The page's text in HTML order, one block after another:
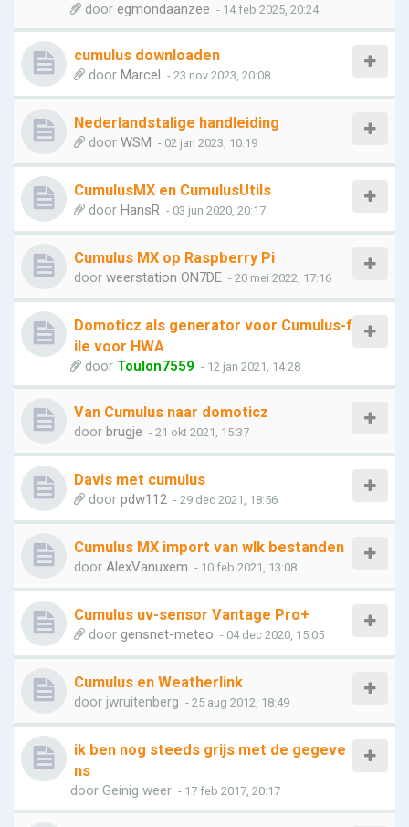
door egmondaanzee - 14 feb 2025, 20:24
cumulus downloaden
door Marcel - 23 nov 2023, 20:08
Nederlandstalige handleiding
door WSM - 02 jan 2023, 10:19
CumulusMX en CumulusUtils
door HansR - 03 jun 2020, 20:17
Cumulus MX op Raspberry Pi
door weerstation ON7DE - 20 mei 2022, 17:16
Domoticz als generator voor Cumulus-f
ile voor HWA
door Toulon7559 - 12 jan 2021, 14:28
Van Cumulus naar domoticz
door brugje - 21 okt 2021, 15:37
Davis met cumulus
door pdw112 - 29 dec 2021, 18:56
Cumulus MX import van wlk bestanden
door AlexVanuxem - 10 feb 2021, 13:08
Cumulus uv-sensor Vantage Pro+
door gensnet-meteo - 04 dec 2020, 15:05
Cumulus en Weatherlink
door jwruitenberg - 25 aug 2012, 18:49
ik ben nog steeds grijs met de gegeve
ns
door Geinig weer - 17 feb 2017, 20:17